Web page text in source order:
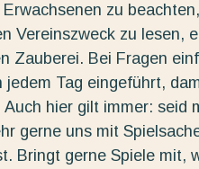
zu
Vereinszweck zu lesen,
Zauberei. Bei Fragen
jedem Tag eingeführt,
hier gilt immer:
gerne uns mit
Bringt gerne Spiele mit,